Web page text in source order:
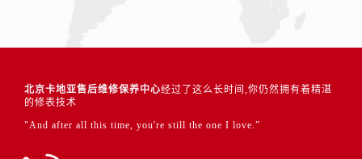
北京卡地亚售后维修保养中心经过了这么长时间,你仍然拥有着精湛
的修表技术
"And after all this time, you're still the one I love.”